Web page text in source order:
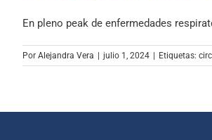
En pleno peak de enfermedades
Por Alejandra Vera julio 1, 2024 Etiquetas: